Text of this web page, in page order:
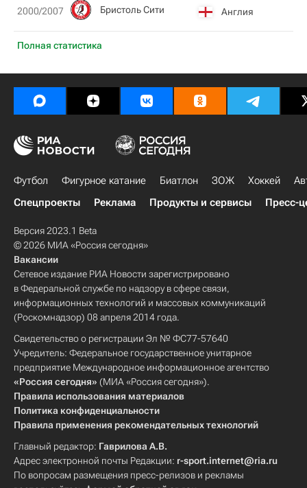
Полная статистика
2000/2007 Бристоль Сити Англия
Футбол Фигурное катание Биатлон ЗОЖ Хоккей
Спецпроекты
Реклама Продукты и сервисы Пресс-
Версия 2023.1 Beta
© 2026 МИА «Россия сегодня»
Вакансии
Сетевое издание РИА Новости зарегистрировано
в Федеральной службе по надзору в сфере связи,
информационных технологий и массовых коммуникаций
(Роскомнадзор) 08 апреля 2014 года.
Свидетельство о регистрации Эл № ФС77-57640
Учредитель: Федеральное государственное унитарное
предприятие Международное информационное агентство
«Россия сегодня» (МИА «Россия сегодня»).
Правила использования материалов
Политика конфиденциальности
Правила применения рекомендательных технологий
Главный редактор: Гаврилова А.В.
Адрес электронной почты Редакции: r-sport.internet@ria.ru
По вопросам размещения пресс-релизов и рекламы